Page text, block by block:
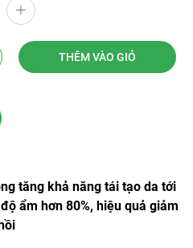
THÊM VÀO GIỎ
tăng khả năng tái tạo da tới
ẩm hơn 80%, hiệu quả giảm